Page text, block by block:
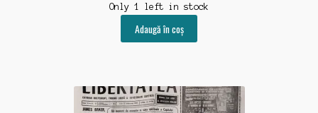
Only 1 left in stock
Adaugă în coș